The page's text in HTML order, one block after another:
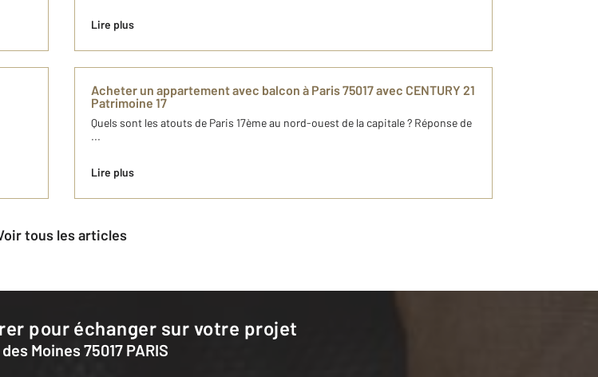
Lire plus
Acheter un appartement avec balcon à Paris 75017 avec CENTURY 21
Patrimoine 17
Quels sont les atouts de Paris 17ème au nord-ouest de la capitale ? Réponse de
...
Lire plus
Voir tous les articles
pour échanger sur votre projet
des Moines 75017 PARIS